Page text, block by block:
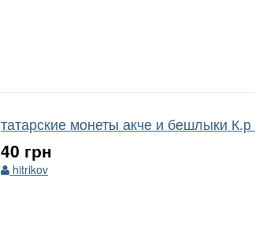
татарские монеты акче и бешлыки
40 грн
hitrikov